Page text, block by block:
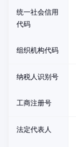
统一社会信用
代码
组织机构代码
纳税人识别号
工商注册号
法定代表人